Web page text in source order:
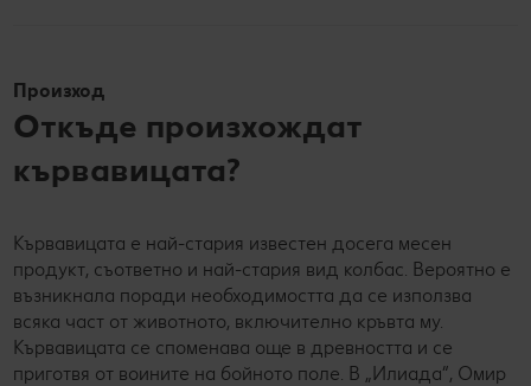
Произход
Откъде произхождат
кървавицата?
Кървавицата е най-стария известен досега месен
продукт, съответно и най-стария вид колбас. Вероятно е
възникнала поради необходимостта да се използва
всяка част от животното, включително кръвта му.
Кървавицата се споменава още в древността и се
приготвя от воините на бойното поле. В „Илиада“, Омир